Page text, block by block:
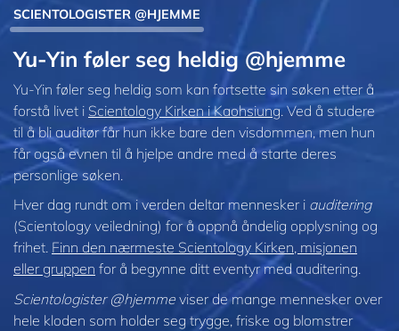
SCIENTOLOGISTER @HJEMME
Yu-Yin føler seg heldig @hjemme
Yu-Yin føler seg heldig som kan fortsette sin søken etter å
forstå livet i Scientology Kirken i Kaohsiung. Ved å studere
til å bli auditør får hun ikke bare den visdommen, men hun
får også evnen til å hjelpe andre med å starte deres
personlige søken.
Hver dag rundt om i verden deltar mennesker i auditering
(Scientology veiledning) for å oppnå åndelig opplysning og
frihet. Finn den nærmeste Scientology Kirken, misjonen
eller gruppen for å begynne ditt eventyr med auditering.
Scientologister @hjemme viser de mange mennesker over
hele kloden som holder seg trygge, friske og blomstrer